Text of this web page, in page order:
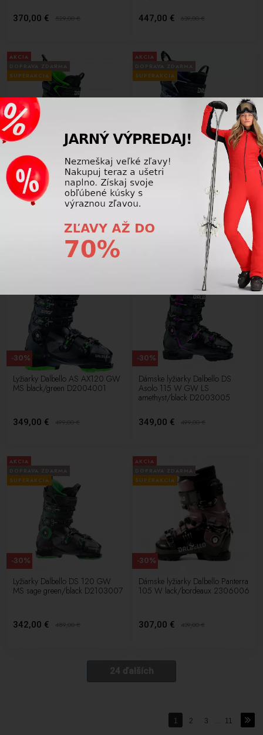
370,00 € 529,00€ 447,00 € 639,00€
AKCIA
SUPERAKCIA
Lyžiarky Dalbello DS Asolo 130
GW MS black/falcon
D2003002
-30%
AKCIA
SUPERAKCIA
Lyžiarky Dalbello DS Asolo 120
GW MS dark blue/blue
D2003003
€
-30%
Lyžiarky Dalbello AS AX120 GW
MS black/green D2004001
349,00 € 499,00€
-30%
Dámske lyžiarky Dalbello DS
Asolo 115 W GW LS
amethyst/black D2003005
349,00 € 499,00€
-30%
AKCIA
SUPERAKCIA
Lyžiarky Dalbello DS 120 GW
MS sage green/black D2103007
342,00 € 489,00€
-30%
AKCIA
SUPERAKCIA
Dámske lyžiarky Dalbello Panterra
105 W lack/bordeaux 2306006
307,00 € 439,00€
-30%
24 ďalších
1 2 3 11